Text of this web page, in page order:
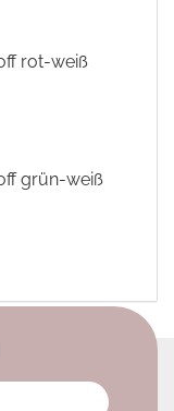
rot-weiß
grün-weiß